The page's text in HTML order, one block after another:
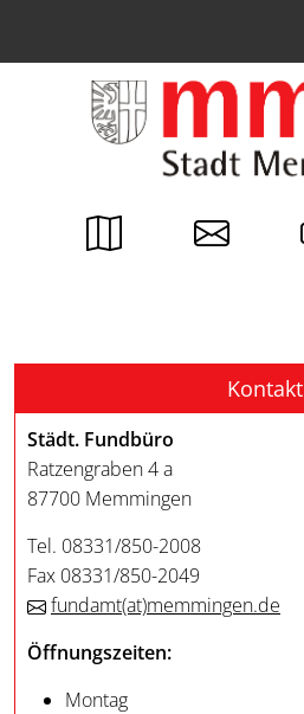
Kontakt
Städt. Fundbüro
Ratzengraben 4 a
87700 Memmingen
Tel. 08331/850-2008
Fax 08331/850-2049
fundamt(at)memmingen.de
Öffnungszeiten:
Montag